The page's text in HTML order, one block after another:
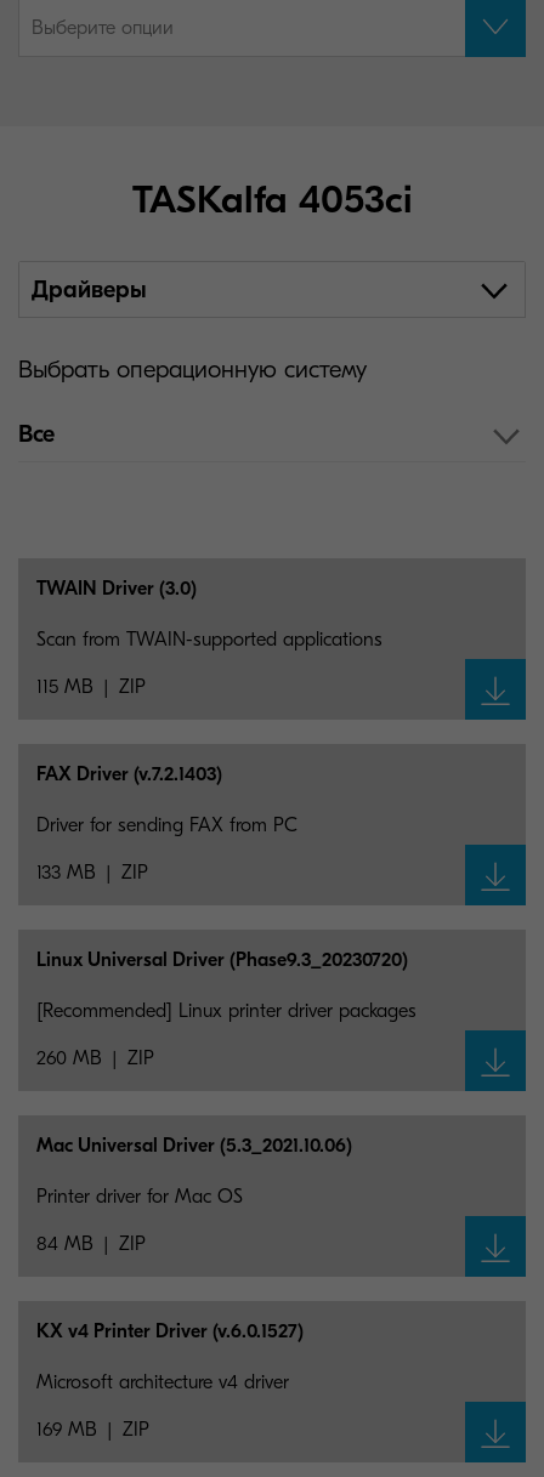
Выберите опции
TASKalfa 4053ci
Драйверы
Выбрать операционную систему
Все
TWAIN Driver (3.0)
115 MB ZIP
Scan from TWAIN-supported applications
FAX Driver (v.7.2.1403)
133 MB ZIP
Driver for sending FAX from PC
Linux Universal Driver (Phase9.3_ 20230720)
260 MB ZIP
[Recommended] Linux printer driver packages
Mac Universal Driver (5.3_ 2021.10.06)
84 MB ZIP
Printer driver for Mac OS
KX v4 Printer Driver (v.6.0.1527)
169 MB ZIP
Microsoft architecture v4 driver